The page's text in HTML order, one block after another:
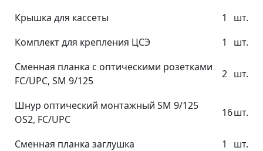
Крышка для кассеты 1
шт.
Комплект для крепления ЦСЭ
1
шт.
Сменная планка с оптическими розетками
FC/UPC, SM 9/125
2 шт.
Шнур оптический монтажный SM 9/125
OS2, FC/UPC
16шт.
Сменная планка заглушка 1 шт.